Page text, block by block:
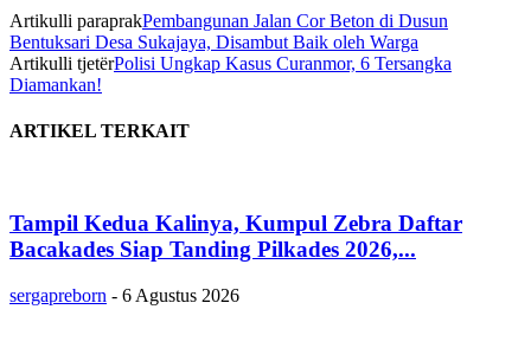
Artikulli paraprakPembangunan Jalan Cor Beton di Dusun
Bentuksari Desa Sukajaya, Disambut Baik oleh Warga
Artikulli tjetërPolisi Ungkap Kasus Curanmor, 6 Tersangka
Diamankan!
ARTIKEL TERKAIT
Tampil Kedua Kalinya, Kumpul Zebra Daftar
Bacakades Siap Tanding Pilkades 2026,...
sergapreborn - 6 Agustus 2026